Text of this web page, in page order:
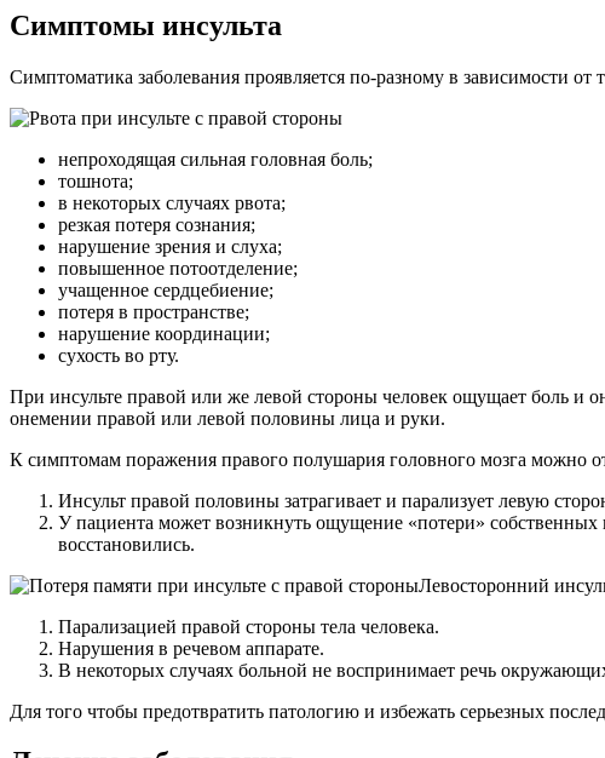
Симптомы инсульта
Симптоматика заболевания проявляется по-разному в зависимости
непроходящая сильная головная боль;
тошнота;
в некоторых случаях рвота;
резкая потеря сознания;
нарушение зрения и слуха;
повышенное потоотделение;
учащенное сердцебиение;
потеря в пространстве;
нарушение координации;
сухость во рту.
При инсульте правой или же левой стороны человек ощущает боль и
онемении правой или левой половины лица и руки.
К симптомам поражения правого полушария головного мозга можно
Инсульт правой половины затрагивает и парализует левую
У пациента может возникнуть ощущение «потери» собственных
восстановились.
Левосторонний
Парализацией правой стороны тела человека.
Нарушения в речевом аппарате.
В некоторых случаях больной не воспринимает речь
Для того чтобы предотвратить патологию и избежать серьезных